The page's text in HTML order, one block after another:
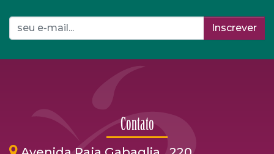
Inscrever
Contato